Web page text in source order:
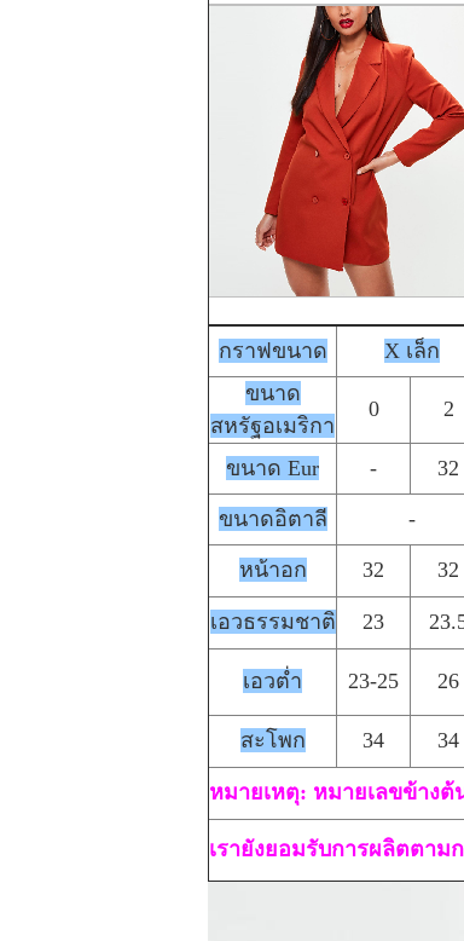
กราฟขนาด
X เล็ก
ขนาด
สหรัฐอเมริกา
0 2
ขนาด Eur - 32
ขนาดอิตาลี -
หน้าอก 32 32
เอวธรรมชาติ 23
เอวต่ำ 23-25 26
สะโพก 34 34
หมายเหตุ: หมายเลขข้างต้
เรายังยอมรับการผลิตตา